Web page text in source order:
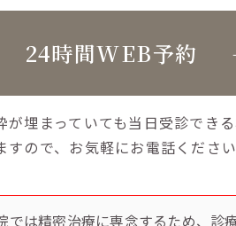
24時間WEB予約
埋まっていても当日受診でき
すので、お気軽にお電話ください
では精密治療に専念するため、診